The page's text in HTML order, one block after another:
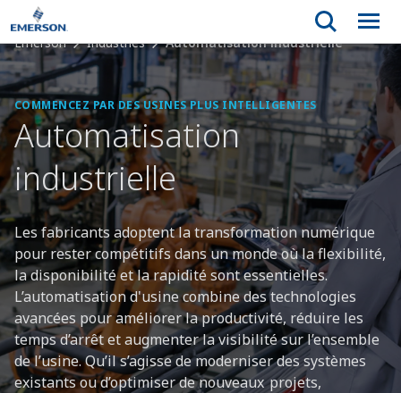
Emerson Industries Automatisation industrielle
COMMENCEZ PAR DES USINES PLUS INTELLIGENTES
Automatisation
industrielle
Les fabricants adoptent la transformation numérique
pour rester compétitifs dans un monde où la flexibilité,
la disponibilité et la rapidité sont essentielles.
L’automatisation d'usine combine des technologies
avancées pour améliorer la productivité, réduire les
temps d’arrêt et augmenter la visibilité sur l’ensemble
de l’usine. Qu’il s’agisse de moderniser des systèmes
existants ou d’optimiser de nouveaux projets,